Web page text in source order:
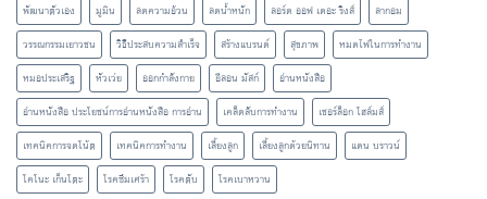
พัฒนาตัวเอง
มูมิน ลดความอ้วน ลดน้ำหนัก ลอร์ด ออฟ เดอะ ริงส์
ลากอม
วรรณกรรมเยาวชน
วิธีประสบความสำเร็จ สร้างแบรนด์ สุขภาพ
หมดไฟในการทำงาน
หมอประเสริฐ
หัวเว่ย ออกกำลังกาย อีลอน มัสก์
อ่านหนังสือ
อ่านหนังสือ ประโยชน์การอ่านหนังสือ การอ่าน
เคล็ดลับการทำงาน
เชอร์ล็อก โฮล์มส์
เทคนิคการจดโน้ต
เทคนิคการทำงาน เลี้ยงลูก เลี้ยงลูกด้วยนิทาน
แดน บราวน์
โคโนะ เก็นโตะ
โรคซึมเศร้า โรคตับ โรคเบาหวาน